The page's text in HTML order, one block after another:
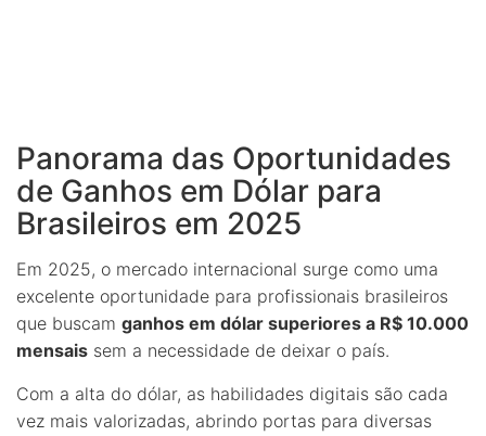
Panorama das Oportunidades
de Ganhos em Dólar para
Brasileiros em 2025
Em 2025, o mercado internacional surge como uma
excelente oportunidade para profissionais brasileiros
que buscam ganhos em dólar superiores a R$ 10.000
mensais sem a necessidade de deixar o país.
Com a alta do dólar, as habilidades digitais são cada
vez mais valorizadas, abrindo portas para diversas